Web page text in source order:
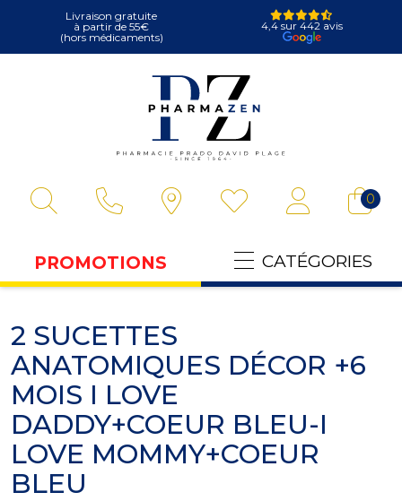
Livraison gratuite
à partir de 55€
(hors médicaments)
4,4 sur 442 avis
0
PROMOTIONS CATÉGORIES
2 SUCETTES
ANATOMIQUES DÉCOR +6
MOIS I LOVE
DADDY+COEUR BLEU-I
LOVE MOMMY+COEUR
BLEU